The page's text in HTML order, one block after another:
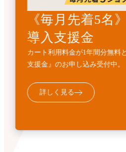
《先着3名》EC
ューアル支援金
カート利用料金1年間無料とEC
10%OFFの『ECサイトサイトリ
詳しく見る
《毎月先着5名
導入支援金
カート利用料金が1年間分無料
支援金』のお申し込み受付中。
詳しく見る
開発・API連携
ス
標準機能に加えて、業務フロー
機能追加などの個別開発を代行
詳しく見る